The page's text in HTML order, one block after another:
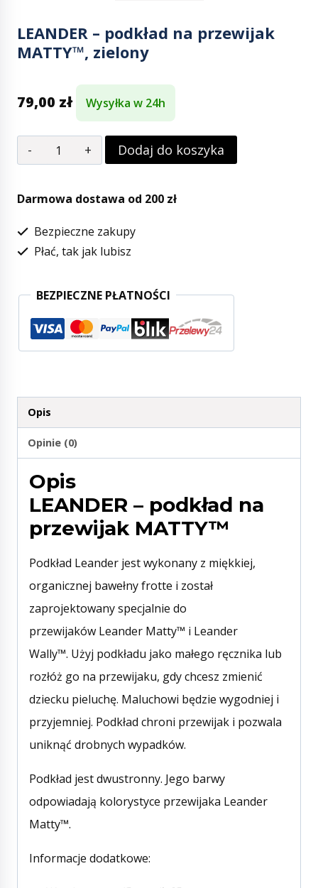
LEANDER – podkład na przewijak
MATTY™, zielony
79,00 zł Wysyłka w 24h
ilość
LEANDER
na
przewijak
Dodaj do koszyka
Darmowa dostawa od 200 zł
Bezpieczne zakupy
Płać, tak jak lubisz
BEZPIECZNE PŁATNOŚCI
Opis
Opinie (0)
Opis
LEANDER – podkład na
przewijak MATTY™
Podkład Leander jest wykonany z miękkiej,
organicznej bawełny frotte i został
zaprojektowany specjalnie do
przewijaków Leander Matty™ i Leander
Wally™. Użyj podkładu jako małego ręcznika lub
rozłóż go na przewijaku, gdy chcesz zmienić
dziecku pieluchę. Maluchowi będzie wygodniej i
przyjemniej. Podkład chroni przewijak i pozwala
uniknąć drobnych wypadków.
Podkład jest dwustronny. Jego barwy
odpowiadają kolorystyce przewijaka Leander
Matty™.
Informacje dodatkowe: